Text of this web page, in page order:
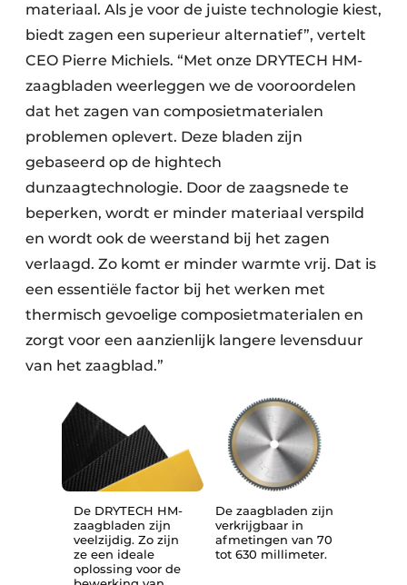
materiaal. Als je voor de juiste technologie kiest,
biedt zagen een superieur alternatief”, vertelt
CEO Pierre Michiels. “Met onze DRYTECH HM-
zaagbladen weerleggen we de vooroordelen
dat het zagen van composietmaterialen
problemen oplevert. Deze bladen zijn
gebaseerd op de hightech
dunzaagtechnologie. Door de zaagsnede te
beperken, wordt er minder materiaal verspild
en wordt ook de weerstand bij het zagen
verlaagd. Zo komt er minder warmte vrij. Dat is
een essentiële factor bij het werken met
thermisch gevoelige composietmaterialen en
zorgt voor een aanzienlijk langere levensduur
van het zaagblad.”
De DRYTECH HM-
zaagbladen zijn
veelzijdig. Zo zijn
ze een ideale
oplossing voor de
De zaagbladen zijn
verkrijgbaar in
afmetingen van 70
tot 630 millimeter.